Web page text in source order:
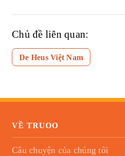
Chủ đề liên quan:
De Heus Việt Nam
VỀ TRUOO
Câu chuyện của chúng tôi